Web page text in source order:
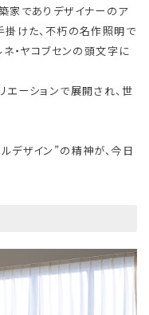
家でありデザイナーのア
掛けた、不朽の名作照明で
ネ・ヤコブセンの頭文字に
エーションで展開され、世
デザイン”の精神が、今日